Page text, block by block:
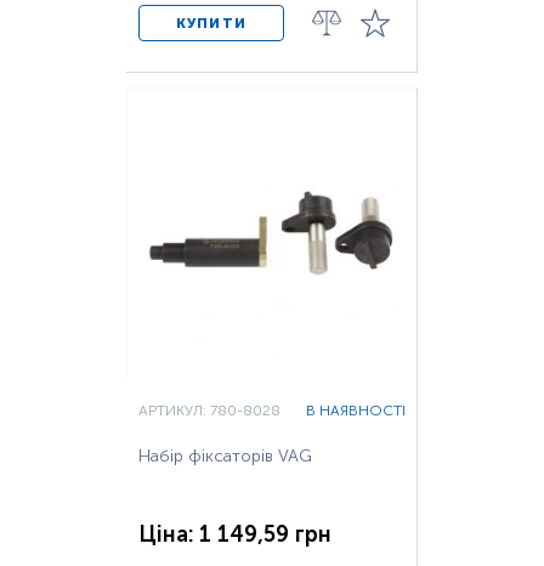
КУПИТИ
АРТИКУЛ: 780-8028 В НАЯВНОСТІ
Набір фіксаторів VAG
Ціна: 1 149,59 грн